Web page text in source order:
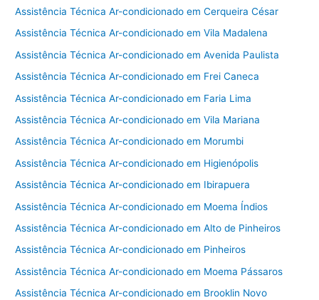
Assistência Técnica Ar-condicionado em Cerqueira César
Assistência Técnica Ar-condicionado em Vila Madalena
Assistência Técnica Ar-condicionado em Avenida Paulista
Assistência Técnica Ar-condicionado em Frei Caneca
Assistência Técnica Ar-condicionado em Faria Lima
Assistência Técnica Ar-condicionado em Vila Mariana
Assistência Técnica Ar-condicionado em Morumbi
Assistência Técnica Ar-condicionado em Higienópolis
Assistência Técnica Ar-condicionado em Ibirapuera
Assistência Técnica Ar-condicionado em Moema Índios
Assistência Técnica Ar-condicionado em Alto de Pinheiros
Assistência Técnica Ar-condicionado em Pinheiros
Assistência Técnica Ar-condicionado em Moema Pássaros
Assistência Técnica Ar-condicionado em Brooklin Novo